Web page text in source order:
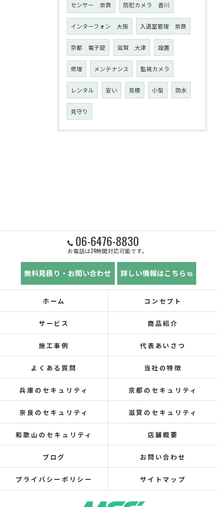
センサー 奈良 防犯カメラ 香川
インターフォン 大阪 入退室管理 奈良
京都 電子錠 滋賀 大津 設置
修理 メンテナンス 監視カメラ
レンタル 安い 見積 小型 防水
見守り
06-6476-8830
お電話は24時間対応可能です。
無料見積り・お問い合わせ 詳しい情報はこちら
ホーム コンセプト
サービス 商品紹介
施工事例 代表あいさつ
よくある質問 当社の特徴
兵庫のセキュリティ 京都のセキュリティ
奈良のセキュリティ 滋賀のセキュリティ
和歌山のセキュリティ 店舗概要
ブログ お問い合わせ
プライバシーポリシー サイトマップ